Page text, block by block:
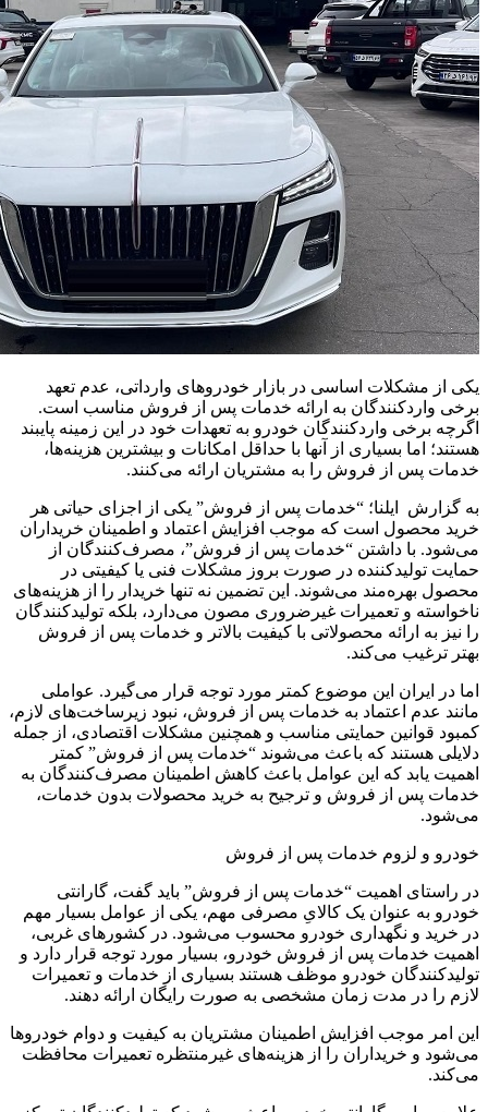
یکی از مشکلات اساسی در بازار خودروهای وارداتی، عدم تعهد
برخی واردکنندگان به ارائه خدمات پس از فروش مناسب است.
اگرچه برخی واردکنندگان خودرو به تعهدات خود در این زمینه پایبند
هستند؛ اما بسیاری از آنها با حداقل امکانات و بیشترین هزینه‌ها،
خدمات پس از فروش را به مشتریان ارائه می‌کنند.
به گزارش ایلنا؛ “خدمات پس از فروش” یکی از اجزای حیاتی هر
خرید محصول است که موجب افزایش اعتماد و اطمینان خریداران
می‌شود. با داشتن “خدمات پس از فروش”، مصرف‌کنندگان از
حمایت تولیدکننده در صورت بروز مشکلات فنی یا کیفیتی در
محصول بهره‌مند می‌شوند. این تضمین نه تنها خریدار را از هزینه‌های
ناخواسته و تعمیرات غیرضروری مصون می‌دارد، بلکه تولیدکنندگان
را نیز به ارائه محصولاتی با کیفیت بالاتر و خدمات پس از فروش
بهتر ترغیب می‌کند.
اما در ایران این موضوع کمتر مورد توجه قرار می‌گیرد. عواملی
مانند عدم اعتماد به خدمات پس از فروش، نبود زیرساخت‌های لازم،
کمبود قوانین حمایتی مناسب و همچنین مشکلات اقتصادی، از جمله
دلایلی هستند که باعث می‌شوند “خدمات پس از فروش” کمتر
اهمیت یابد که این عوامل باعث کاهش اطمینان مصرف‌کنندگان به
خدمات پس از فروش و ترجیح به خرید محصولات بدون خدمات،
می‌شود.
خودرو و لزوم خدمات پس از فروش
در راستای اهمیت “خدمات پس از فروش” باید گفت، گارانتی
خودرو به عنوان یک کالایِ مصرفی مهم، یکی از عوامل بسیار مهم
در خرید و نگهداری خودرو محسوب می‌شود. در کشورهای غربی،
اهمیت خدمات پس از فروش خودرو، بسیار مورد توجه قرار دارد و
تولیدکنندگان خودرو موظف هستند بسیاری از خدمات و تعمیرات
لازم را در مدت زمان مشخصی به صورت رایگان ارائه دهند.
این امر موجب افزایش اطمینان مشتریان به کیفیت و دوام خودروها
می‌شود و خریداران را از هزینه‌های غیرمنتظره تعمیرات محافظت
می‌کند.